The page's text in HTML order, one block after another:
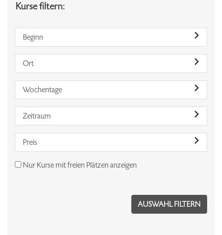
Kurse filtern:
Beginn
Ort
Wochentage
Zeitraum
Preis
Nur Kurse mit freien Plätzen anzeigen